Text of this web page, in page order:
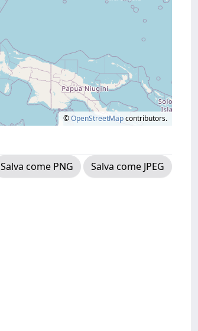
©OpenStreetMapcontributors.
Salva come PNG
Salva come JPEG